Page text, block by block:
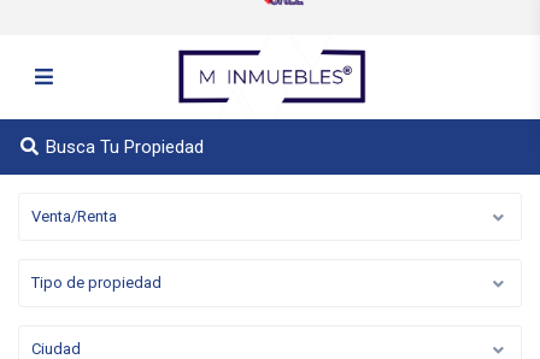
Busca Tu Propiedad
Venta/Renta
Tipo de propiedad
Ciudad